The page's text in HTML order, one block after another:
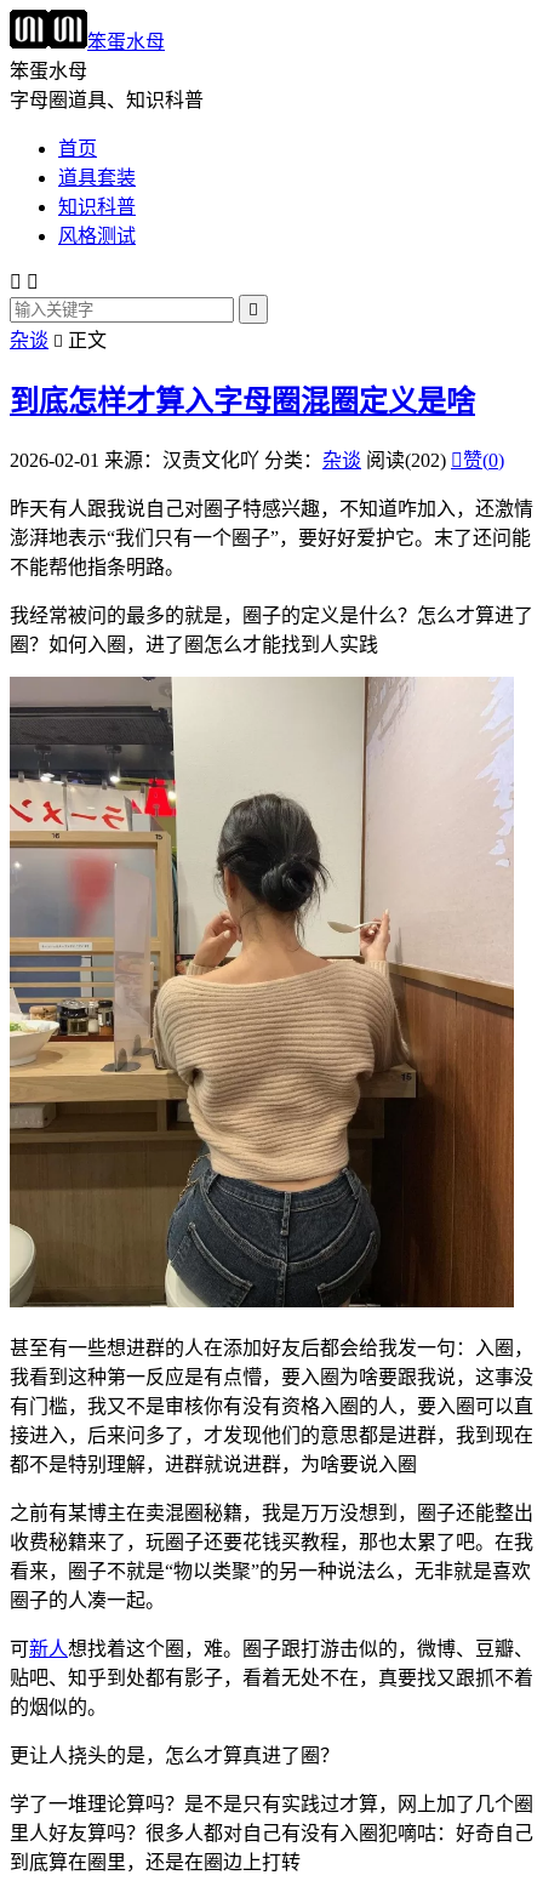
笨蛋水母
笨蛋水母
字母圈道具、知识科普
首页
道具套装
知识科普
风格测试
 

杂谈  正文
到底怎样才算入字母圈混圈定义是啥
2026-02-01 来源：汉责文化吖 分类： 杂谈 阅读(202) 赞(0)
昨天有人跟我说自己对圈子特感兴趣，不知道咋加入，还激情
澎湃地表示“我们只有一个圈子”，要好好爱护它。末了还问能
不能帮他指条明路。
我经常被问的最多的就是，圈子的定义是什么？怎么才算进了
圈？如何入圈，进了圈怎么才能找到人实践
甚至有一些想进群的人在添加好友后都会给我发一句：入圈，
我看到这种第一反应是有点懵，要入圈为啥要跟我说，这事没
有门槛，我又不是审核你有没有资格入圈的人，要入圈可以直
接进入，后来问多了，才发现他们的意思都是进群，我到现在
都不是特别理解，进群就说进群，为啥要说入圈
之前有某博主在卖混圈秘籍，我是万万没想到，圈子还能整出
收费秘籍来了，玩圈子还要花钱买教程，那也太累了吧。在我
看来，圈子不就是“物以类聚”的另一种说法么，无非就是喜欢
圈子的人凑一起。
可新人想找着这个圈，难。圈子跟打游击似的，微博、豆瓣、
贴吧、知乎到处都有影子，看着无处不在，真要找又跟抓不着
的烟似的。
更让人挠头的是，怎么才算真进了圈？
学了一堆理论算吗？是不是只有实践过才算，网上加了几个圈
里人好友算吗？很多人都对自己有没有入圈犯嘀咕：好奇自己
到底算在圈里，还是在圈边上打转